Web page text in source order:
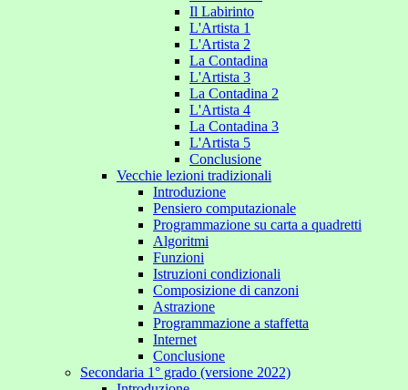
Il Labirinto
L'Artista 1
L'Artista 2
La Contadina
L'Artista 3
La Contadina 2
L'Artista 4
La Contadina 3
L'Artista 5
Conclusione
Vecchie lezioni tradizionali
Introduzione
Pensiero computazionale
Programmazione su carta a quadretti
Algoritmi
Funzioni
Istruzioni condizionali
Composizione di canzoni
Astrazione
Programmazione a staffetta
Internet
Conclusione
Secondaria 1° grado (versione 2022)